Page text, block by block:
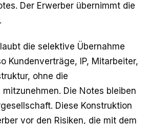
Der Erwerber übernimmt die
die selektive Übernahme
Kundenverträge, IP, Mitarbeiter,
ohne die
Die Notes bleiben
Diese Konstruktion
vor den Risiken, die mit dem